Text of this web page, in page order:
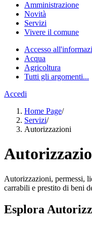
Amministrazione
Novità
Servizi
Vivere il comune
Accesso
Acqua
Agricoltura
Tutti gli argomenti...
Accedi
Home Page/
Servizi/
Autorizzazioni
Autorizzazioni, permessi,
carrabili e prestito di beni
Esplora